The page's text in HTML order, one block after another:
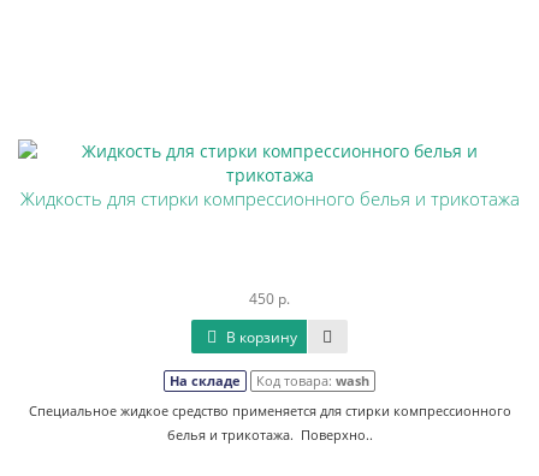
Жидкость для стирки компрессионного белья и трикотажа
450 р.
В корзину
На складе Код товара: wash
Специальное жидкое средство применяется для стирки компрессионного
белья и трикотажа. Поверхно..